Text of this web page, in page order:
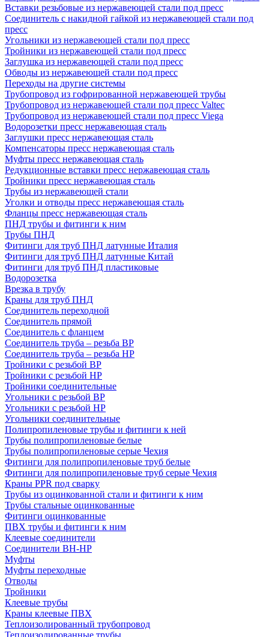
Вставки резьбовые из нержавеющей стали под пресс
Соединитель с накидной гайкой из нержавеющей стали под
пресс
Угольники из нержавеющей стали под пресс
Тройники из нержавеющей стали под пресс
Заглушка из нержавеющей стали под пресс
Обводы из нержавеющей стали под пресс
Переходы на другие системы
Трубопровод из гофрированной нержавеющей трубы
Трубопровод из нержавеющей стали под пресс Valtec
Трубопровод из нержавеющей стали под пресс Viega
Водорозетки пресс нержавеющая сталь
Заглушки пресс нержавеющая сталь
Компенсаторы пресс нержавеющая сталь
Муфты пресс нержавеющая сталь
Редукционные вставки пресс нержавеющая сталь
Тройники пресс нержавеющая сталь
Трубы из нержавеющей стали
Уголки и отводы пресс нержавеющая сталь
Фланцы пресс нержавеющая сталь
ПНД трубы и фитинги к ним
Трубы ПНД
Фитинги для труб ПНД латунные Италия
Фитинги для труб ПНД латунные Китай
Фитинги для труб ПНД пластиковые
Водорозетка
Врезка в трубу
Краны для труб ПНД
Соединитель переходной
Соединитель прямой
Соединитель с фланцем
Соединитель труба – резьба ВР
Соединитель труба – резьба НР
Тройники с резьбой ВР
Тройники с резьбой НР
Тройники соединительные
Угольники с резьбой ВР
Угольники с резьбой НР
Угольники соединительные
Полипропиленовые трубы и фитинги к ней
Трубы полипропиленовые белые
Трубы полипропиленовые серые Чехия
Фитинги для полипропиленовые труб белые
Фитинги для полипропиленовые труб серые Чехия
Краны PPR под сварку
Трубы из оцинкованной стали и фитинги к ним
Трубы стальные оцинкованные
Фитинги оцинкованные
ПВХ трубы и фитинги к ним
Клеевые соединители
Соединители ВН-НР
Муфты
Муфты переходные
Отводы
Тройники
Клеевые трубы
Краны клеевые ПВХ
Теплоизолированный трубопровод
Теплоизолированные трубы